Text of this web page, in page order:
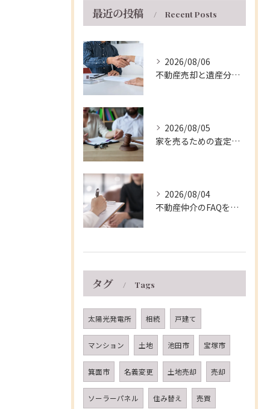
最近の投稿 Recent Posts
2026/08/06
不動産売却と遺産分割を兵庫県伊丹市で円滑に進める実践的な手順と注意点
2026/08/05
家を売るための査定ポイントと兵庫県伊丹市の相場や費用を徹底解説
2026/08/04
不動産仲介のFAQを徹底解説！兵庫県伊丹市で不動産売却を安心して進めるための疑問とトラブル対策
タグ Tags
太陽光発電所 相続 戸建て
マンション 土地 池田市 宝塚市
箕面市 名義変更 土地売却 売却
ソーラーパネル 住み替え 売買